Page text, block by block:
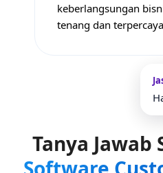
keberlangsungan
tenang dan
Tanya Jawab